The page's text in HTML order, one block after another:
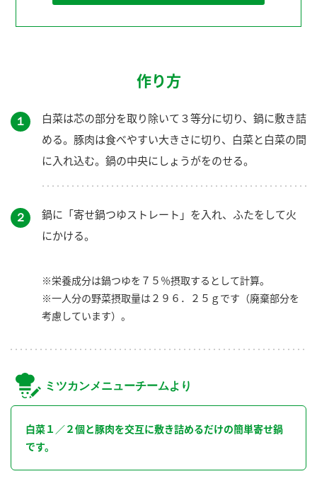
作り方
１
白菜は芯の部分を取り除いて３等分に切り、鍋に敷き詰
める。豚肉は食べやすい大きさに切り、白菜と白菜の間
に入れ込む。鍋の中央にしょうがをのせる。
２
鍋に「寄せ鍋つゆストレート」を入れ、ふたをして火
にかける。
※栄養成分は鍋つゆを７５％摂取するとして計算。
※一人分の野菜摂取量は２９６．２５ｇです（廃棄部分を
考慮しています）。
ミツカンメニューチームより
白菜１／２個と豚肉を交互に敷き詰めるだけの簡単寄せ鍋
です。